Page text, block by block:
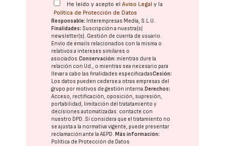
He leído y acepto elAviso Legal y la
Política de Protección de Datos
Responsable: Interempresas Media, S.L.U.
Finalidades: Suscripción a nuestra(s)
newsletter(s). Gestión de cuenta de usuario.
Envío de emails relacionados con la misma o
relativos a intereses similares o
asociados.Conservación: mientras dure la
relación con Ud., o mientras sea necesario para
llevar a cabo las finalidades especificadasCesión:
Los datos pueden cederse a otras empresas del
grupo por motivos de gestión interna. Derechos:
Acceso, rectificación, oposición, supresión,
portabilidad, limitación del tratatamiento y
decisiones automatizadas: contacte con
nuestro DPD. Si considera que el tratamiento no
se ajusta a la normativa vigente, puede presentar
reclamación ante laAEPD. Más información:
Política de Protección de Datos